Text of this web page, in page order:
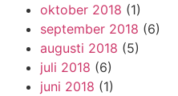
oktober 2018 (1)
september 2018 (6)
augusti 2018 (5)
juli 2018 (6)
juni 2018 (1)